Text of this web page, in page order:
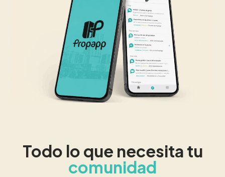
Todo lo que necesita tu
comunidad